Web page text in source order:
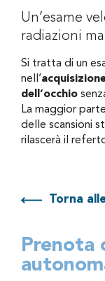
Un’esame
radiazioni
Si tratta di un
nell’
dell’occhio
La maggior
delle scansioni
rilascerà il
Torna
Prenota